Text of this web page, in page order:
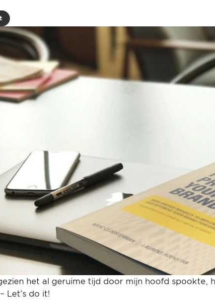
het al geruime tijd door mijn hoofd spookte,
Let’s do it!